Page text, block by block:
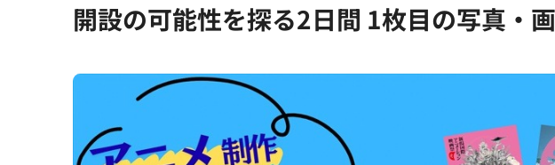
開設の可能性を探る2日間 1枚目の写真・